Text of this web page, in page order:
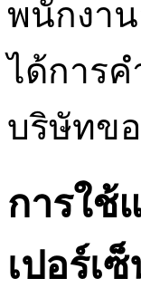
พนักงา
ได้การ
บริษัทข
การใช้
เปอร์เ